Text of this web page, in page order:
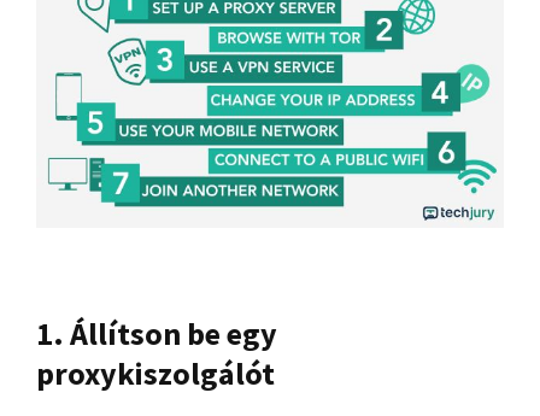
1. Állítson be egy
proxykiszolgálót